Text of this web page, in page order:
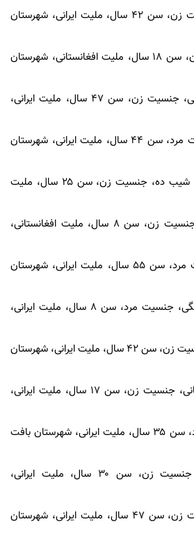
۴۰ طاهره درستکار، جنسیت زن، سن ۴۲ سال، ملیت ایرانی، شهرستان
۴۱ زهرا فیضی، جنسیت زن، سن ۱۸ سال، ملیت افغانستانی، شهرستان
۴۲ فاطمه میرزائی کوهبنانی، جنسیت زن، سن ۴۷ سال، ملیت ایرانی،
۴۳ صالح سلیمانی، جنسیت مرد، سن ۴۴ سال، ملیت ایرانی، شهرستان
۴۴ زینب شفیع زاده قنات شیب ده، جنسیت زن، سن ۲۵ سال، ملیت
۴۵ معصومه اچک زهی، جنسیت زن، سن ۸ سال، ملیت افغانستانی،
۴۶ رضا ایرانمنش، جنسیت مرد، سن ۵۵ سال، ملیت ایرانی، شهرستان
۴۷ سبحان علیزاده باب تنگی، جنسیت مرد، سن ۸ سال، ملیت ایرانی،
۴۸ معصومه بدرآبادی، جنسیت زن، سن ۴۲ سال، ملیت ایرانی، شهرستان
۴۹ عارفه سلمانی پور کرمانی، جنسیت زن، سن ۱۷ سال، ملیت ایرانی،
۵۰ رضا مداح، جنسیت مرد، سن ۳۵ سال، ملیت ایرانی، شهرستان بافت
۵۱ فاطمه سلطانی نژاد، جنسیت زن، سن ۳۰ سال، ملیت ایرانی،
۵۲ فاطمه پرندکام، جنسیت زن، سن ۴۷ سال، ملیت ایرانی، شهرستان